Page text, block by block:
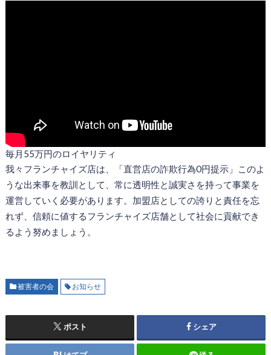
毎月55万円のロイヤリティ
我々フランチャイズ店は、「直営店の詐欺行為0円提示」このよ
うな出来事を教訓として、常に透明性と誠実さを持って事業を
運営していく必要があります。加盟店としての誇りと責任を忘
れず、信頼に値するフランチャイズ店舗として社会に貢献でき
るよう努めましょう。
被害者の会 お知らせ
ポスト シェア